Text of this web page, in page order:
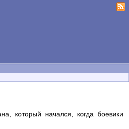
который начался, когда боевики